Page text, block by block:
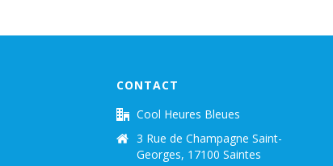
CONTACT
Cool Heures Bleues
3 Rue de Champagne Saint-
Georges, 17100 Saintes